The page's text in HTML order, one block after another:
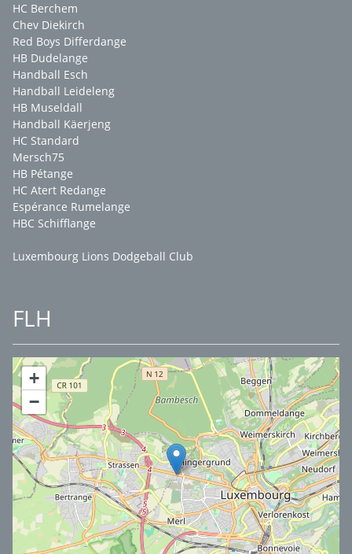
HC Berchem
Chev Diekirch
Red Boys Differdange
HB Dudelange
Handball Esch
Handball Leideleng
HB Museldall
Handball Käerjeng
HC Standard
Mersch75
HB Pétange
HC Atert Redange
Espérance Rumelange
HBC Schifflange
Luxembourg Lions Dodgeball Club
FLH
+
−